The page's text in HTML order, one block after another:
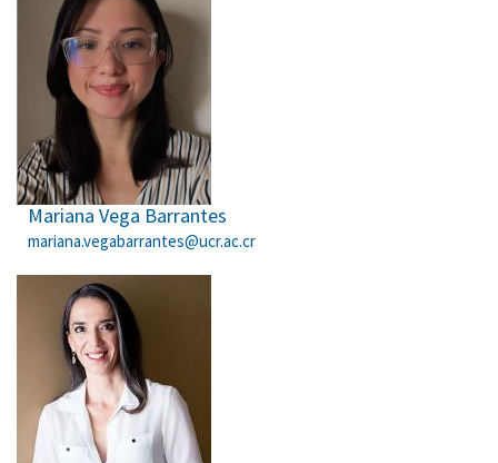
Mariana Vega Barrantes
mariana.vegabarrantes@ucr.ac.cr